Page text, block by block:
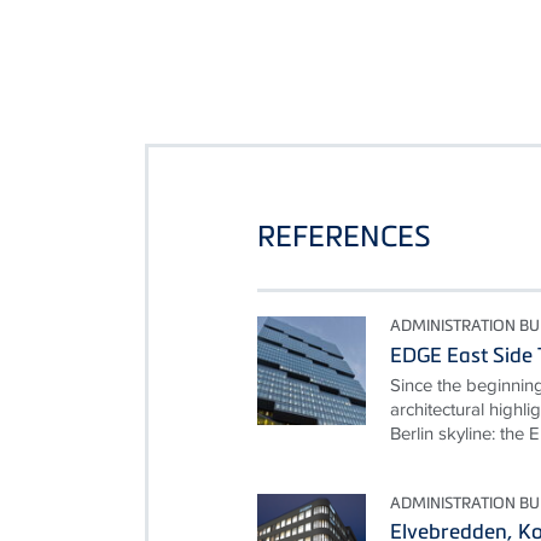
REFERENCES
ADMINISTRATION
EDGE East
Since the
architectural
Berlin skyline: the
ADMINISTRATION
Elvebredden,